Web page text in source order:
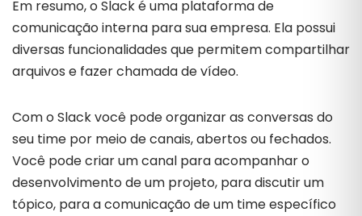
Em resumo, o Slack é uma plataforma de
comunicação interna para sua empresa. Ela possui
diversas funcionalidades que permitem compartilhar
arquivos e fazer chamada de vídeo.
Com o Slack você pode organizar as conversas do
seu time por meio de canais, abertos ou fechados.
Você pode criar um canal para acompanhar o
desenvolvimento de um projeto, para discutir um
tópico, para a comunicação de um time específico